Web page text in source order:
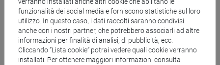
Corsi di studio e percorsi
[LT6] PHILOSOPHY, INTERNATIONAL AND
ECONOMIC STUDIES - Laurea
percorso comune
verranno installati anche altri cookie che abilitano le
funzionalità dei social media e forniscono statistiche sul loro
utilizzo. In questo caso, i dati raccolti saranno condivisi
anche con i nostri partner, che potrebbero associarli ad altre
informazioni per finalità di analisi, di pubblicità, ecc.
Cliccando “Lista cookie” potrai vedere quali cookie verranno
installati. Per ottenere maggiori informazioni consulta